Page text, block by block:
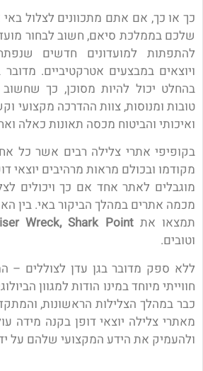
כך או כך, אם אתם מתכוונים לצלול
שלכם בממלכת סיאם, חשוב לבחור
להתפתות למועדונים חדשים
ויוצאים במבצעים אטרקטיביים.
בהחלט יכול להיות מסוכן, כך
טובות ומנוסות, צוות ההדרכה מקצועי
ואיכותי והביטוח מכסה תאונות כאלה
בקופיפי אתרי צלילה רבים אשר כל
מקודמו ובכולם מראות מרהיבים יוצאי
מוגבלים לאתר אחד אם כך ויכולים
מכמה אתרים במהלך הביקור באי. בין
תמצאו אתWreck, Shark Point
וטובים.
ללא ספק מדובר בגן עדן לצוללים –
חווייתי מיוחד במינו הודות למגוון
כבר במהלך הצלילות הראשונות,
מאתרי צלילה יוצאי דופן בקנה מידה
ולהעמיק את הידע המקצועי שלהם על